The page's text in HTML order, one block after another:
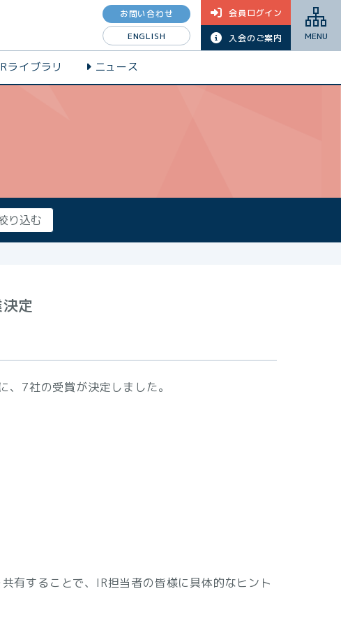
お問い合わせ
ENGLISH
会員ログイン
入会のご案内 MENU
ライブラリ ニュース
定
7社の受賞が決定しました。
有することで、IR担当者の皆様に具体的なヒント